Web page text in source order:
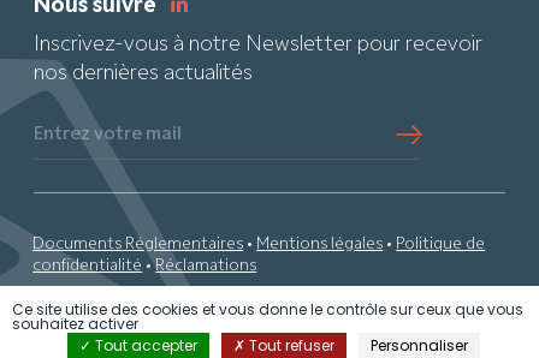
Nous suivre
Inscrivez-vous à notre Newsletter pour recevoir
nos dernières actualités
Entrez votre mail
© 2026 Audacia •By PS• Tous droits réservés
Documents Réglementaires • Mentions légales • Politique de
confidentialité •Réclamations
Ce site utilise des cookies et vous donne le contrôle sur ceux que vous
souhaitez activer
Tout accepter
Tout refuser Personnaliser